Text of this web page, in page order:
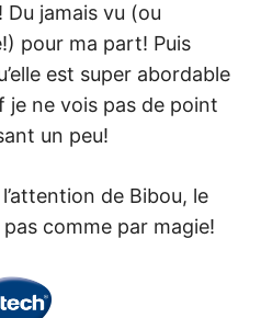
jamais vu (ou
pour ma part! Puis
est super abordable
je ne vois pas de point
un peu!
de Bibou, le
comme par magie!